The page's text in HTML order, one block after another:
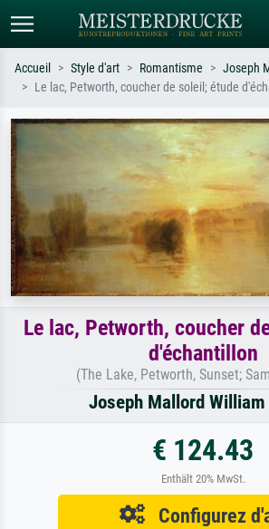
Recherchez par artiste, titre ou style –
impressionnisme, vague de Hokusai,
nu.
Décrivez
abstrait
tableau
Accueil Style d'art Romantisme
Joseph
Le lac, Petworth, coucher de soleil; étude
Le lac, Petworth, coucher
d'échantillon
(The Lake, Petworth, Sunset;
Joseph Mallord William
€ 124.43
Enthält 20% MwSt.
Configurez